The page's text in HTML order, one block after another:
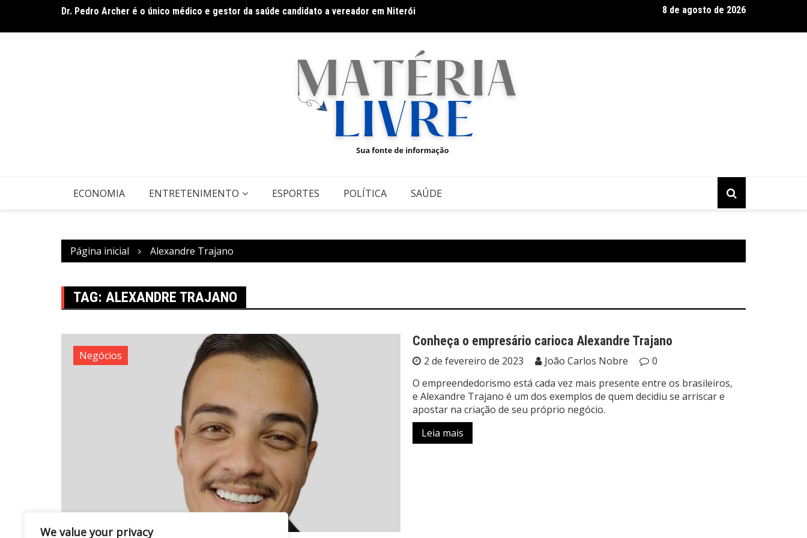
We value your privacy
o
Dr. Pedro Archer é o único médico e gestor da saúde candidato a vereador em Niterói Documentário CONTRACENA foi exibido na UFU, no Grupontapé e no
8 de agosto de 2026
ECONOMIA ENTRETENIMENTO ESPORTES POLÍTICA SAÚDE
Página inicial Alexandre Trajano
TAG: ALEXANDRE TRAJANO
Negócios
Conheça o empresário carioca Alexandre Trajano
2 de fevereiro de 2023 João Carlos Nobre
0
O empreendedorismo está cada vez mais presente entre os brasileiros,
e Alexandre Trajano é um dos exemplos de quem decidiu se arriscar e
apostar na criação de seu próprio negócio.
Leia mais